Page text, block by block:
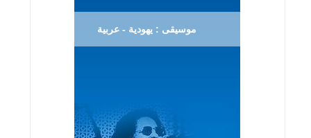
موسيقى : يهودية - عربية